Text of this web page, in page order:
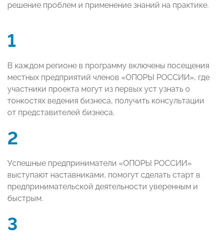
решение проблем и применение знаний на практике.
1
В каждом регионе в программу включены посещения
местных предприятий членов «ОПОРЫ РОССИИ», где
участники проекта могут из первых уст узнать о
тонкостях ведения бизнеса, получить консультации
от представителей бизнеса.
2
Успешные предприниматели «ОПОРЫ РОССИИ»
выступают наставниками, помогут сделать старт в
предпринимательской деятельности уверенным и
быстрым.
3